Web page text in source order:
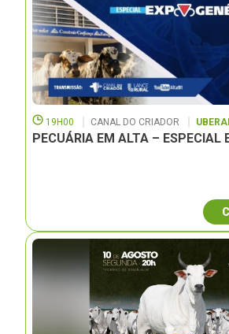
19H00 CANAL DO CRIADOR
PECUÁRIA EM ALTA – ESPECIAL